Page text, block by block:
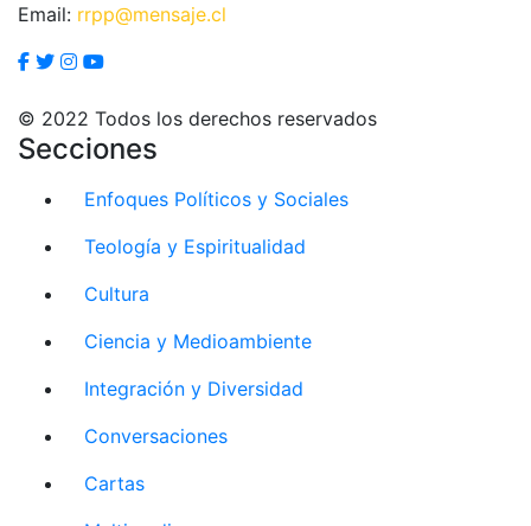
Email: rrpp@mensaje.cl
© 2022 Todos los derechos reservados
Secciones
Enfoques Políticos y Sociales
Teología y Espiritualidad
Cultura
Ciencia y Medioambiente
Integración y Diversidad
Conversaciones
Cartas